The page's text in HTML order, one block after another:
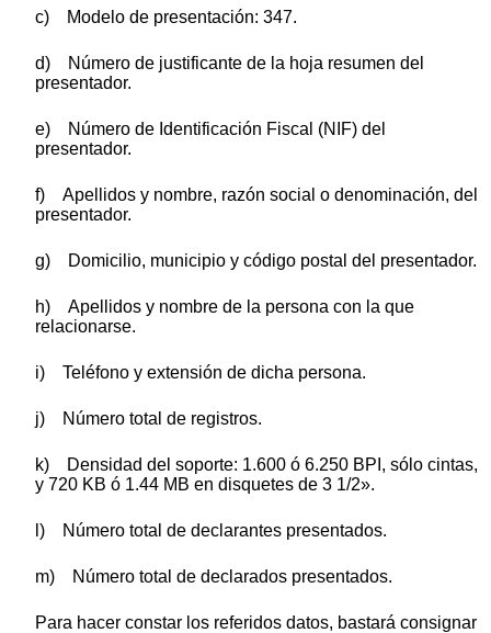
c) Modelo de presentación: 347.
d) Número de justificante de la hoja resumen del
presentador.
e) Número de Identificación Fiscal (NIF) del
presentador.
f) Apellidos y nombre, razón social o denominación, del
presentador.
g) Domicilio, municipio y código postal del presentador.
h) Apellidos y nombre de la persona con la que
relacionarse.
i) Teléfono y extensión de dicha persona.
j) Número total de registros.
k) Densidad del soporte: 1.600 ó 6.250 BPI, sólo cintas,
y 720 KB ó 1.44 MB en disquetes de 3 1/2».
l) Número total de declarantes presentados.
m) Número total de declarados presentados.
Para hacer constar los referidos datos, bastará consignar